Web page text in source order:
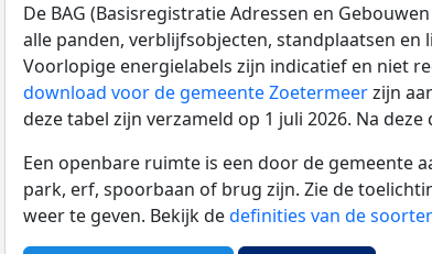
De BAG (Basisregistratie Adressen en
alle panden, verblijfsobjecten, standplaatsen
Voorlopige energielabels zijn indicatief en niet
download voor de gemeente Zoetermeerzijn
deze tabel zijn verzameld op 1 juli 2026. Na
Een openbare ruimte is een door de gemeente
park, erf, spoorbaan of brug zijn. Zie de
weer te geven. Bekijk dedefinities van de